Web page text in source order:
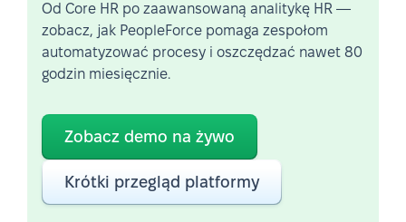
Od Core HR po zaawansowaną analitykę HR —
zobacz, jak PeopleForce pomaga zespołom
automatyzować procesy i oszczędzać nawet 80
godzin miesięcznie.
Zobacz demo na żywo
Krótki przegląd platformy